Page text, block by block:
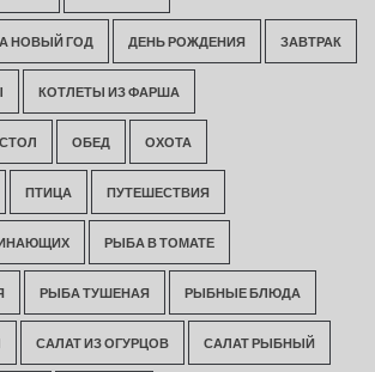
НОВЫЙ ГОД ДЕНЬ РОЖДЕНИЯ ЗАВТРАК
КОТЛЕТЫ ИЗ ФАРША
ОБЕД ОХОТА
ПТИЦА ПУТЕШЕСТВИЯ
РЫБА В ТОМАТЕ
РЫБА ТУШЕНАЯ РЫБНЫЕ БЛЮДА
САЛАТ ИЗ ОГУРЦОВ САЛАТ РЫБНЫЙ